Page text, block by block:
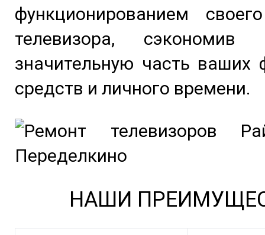
функционированием
телевизора,
значительную часть ваших
средств и личного времени.
НАШИ
Задать вопрос